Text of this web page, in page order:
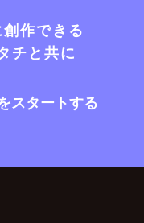
作できる
チと共に
スタートする